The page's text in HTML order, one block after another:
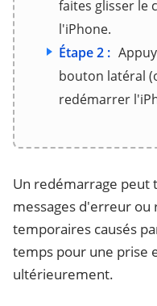
faites glisser le
l'iPhone.
Étape 2 :
bouton latéral
redémarrer
Un redémarrage
messages d'erreur
temporaires causés
temps pour une prise
ultérieurement.